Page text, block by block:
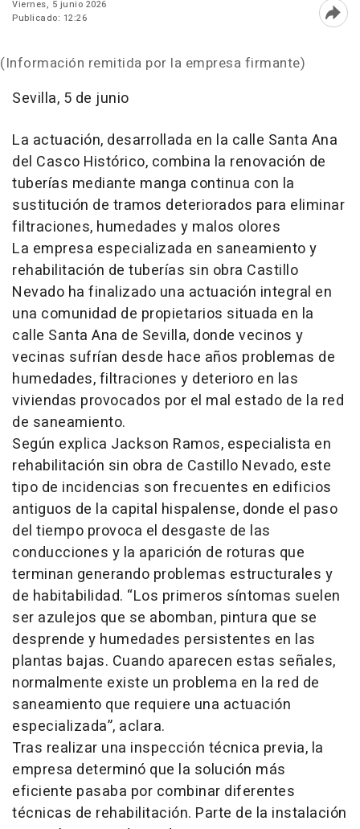
Viernes, 5 junio 2026
Publicado: 12:26
(Información remitida por la empresa firmante)
Sevilla, 5 de junio
La actuación, desarrollada en la calle Santa Ana
del Casco Histórico, combina la renovación de
tuberías mediante manga continua con la
sustitución de tramos deteriorados para eliminar
filtraciones, humedades y malos olores
La empresa especializada en saneamiento y
rehabilitación de tuberías sin obra Castillo
Nevado ha finalizado una actuación integral en
una comunidad de propietarios situada en la
calle Santa Ana de Sevilla, donde vecinos y
vecinas sufrían desde hace años problemas de
humedades, filtraciones y deterioro en las
viviendas provocados por el mal estado de la red
de saneamiento.
Según explica Jackson Ramos, especialista en
rehabilitación sin obra de Castillo Nevado, este
tipo de incidencias son frecuentes en edificios
antiguos de la capital hispalense, donde el paso
del tiempo provoca el desgaste de las
conducciones y la aparición de roturas que
terminan generando problemas estructurales y
de habitabilidad. “Los primeros síntomas suelen
ser azulejos que se abomban, pintura que se
desprende y humedades persistentes en las
plantas bajas. Cuando aparecen estas señales,
normalmente existe un problema en la red de
saneamiento que requiere una actuación
especializada”, aclara.
Tras realizar una inspección técnica previa, la
empresa determinó que la solución más
eficiente pasaba por combinar diferentes
técnicas de rehabilitación. Parte de la instalación